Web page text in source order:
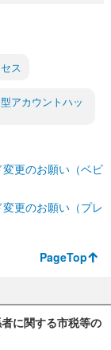
ス
アカウントハッ
更のお願い（ベビ
更のお願い（プレ
PageTop
に関する市税等の